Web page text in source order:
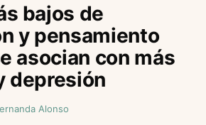
bajos de
y pensamiento
asocian con más
depresión
Alonso